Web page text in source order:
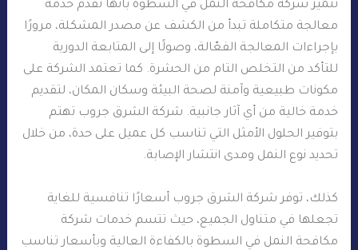
تتميز شركة مكافحة النمل في السطوة بأنها تقدم خدمة
معالجة متكاملة تبدأ من الكشف عن مصدر المشكلة، مرورًا
بإجراءات المعالجة الفعّالة، وصولًا إلى المتابعة الدورية
للتأكد من التخلص التام من الحشرة. كما تعتمد الشركة على
مكونات طبيعية وآمنة لصحة البيئة وسكان المكان، لتقديم
خدمة خالية من أي آثار جانبية. شركة الشرق جروب تهتم
بتوفير الحلول الأمثل التي تناسب كل عميل على حدة، من خلال
تحديد نوع النمل ومدى انتشار الإصابة.
كذلك، توفر شركة الشرق جروب أسعارًا تنافسية للغاية
تجعلها في متناول الجميع، حيث تتسم خدمات شركة
مكافحة النمل في السطوة بالكفاءة العالية وبأسعار تناسب